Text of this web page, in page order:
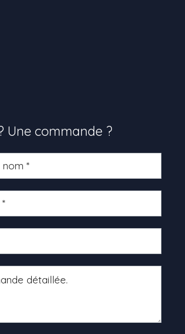
Une commande ?